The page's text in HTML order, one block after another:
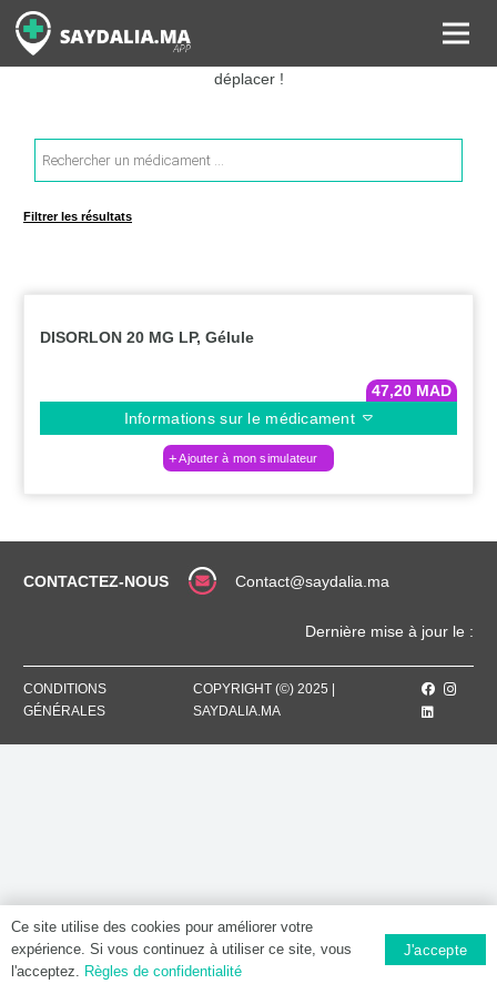
Rechercher les informations sur vos médicaments, leurs prix et
estimer ainsi le coût total de votre ordonnance, sans vous
déplacer !
Recherche
de
produits
Filtrer les résultats
DISORLON 20 MG LP, Gélule
47,20 MAD
Informations sur le médicament
Ajouter à mon simulateur
CONTACTEZ-NOUS Contact@saydalia.ma
Dernière mise à jour le :
CONDITIONS
GÉNÉRALES
COPYRIGHT (©) 2025 |
SAYDALIA.MA
Ce site utilise des cookies pour améliorer votre
expérience. Si vous continuez à utiliser ce site, vous
l'acceptez. Règles de confidentialité
J'accepte